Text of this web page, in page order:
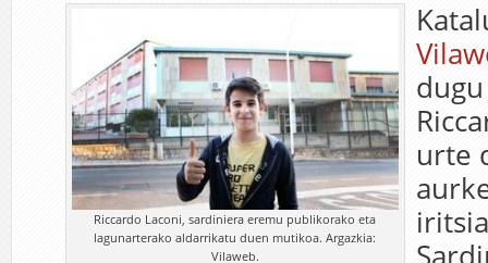
Riccardo Laconi, sardiniera eremu publikorako eta
lagunarterako aldarrikatu duen mutikoa. Argazkia:
Vilaweb.
urte